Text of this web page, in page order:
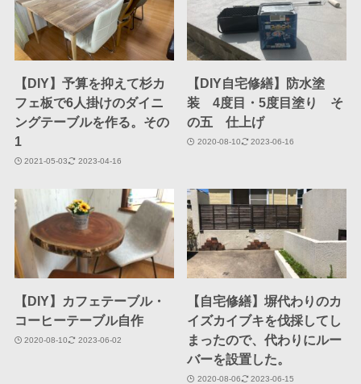
【DIY】予算を抑えて杉カ
フェ板で6人掛けのダイニ
ングテーブルを作る。その
1
2021-05-03 2023-04-16
【DIY自宅修繕】防水塗
装 4度目・5度目塗り そ
の五 仕上げ
2020-08-10 2023-06-16
【DIY】カフェテーブル・
コーヒーテーブル自作
2020-08-10 2023-06-02
【自宅修繕】塀代わりのカ
イズカイブキを伐採してし
まったので、代わりにルー
バーを設置した。
2020-08-06 2023-06-15